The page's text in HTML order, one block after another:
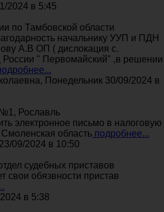
2024 в 5:45
по Тамбовской области
начальнику УУП и ПДН
А.В ОП ( дислокация с.
" Первомайский" ,в решении
Понедельник 30/09/2024 в
Рославль
электронное письмо в налоговую
область подробнее...
09/2024 в 10:50
судебных приставов
свои обязвности пристав
в 5:38